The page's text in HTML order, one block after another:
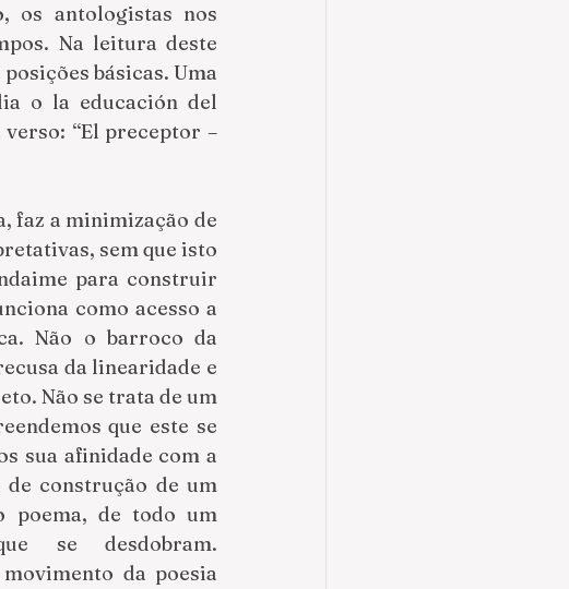
os antologistas nos
Na leitura deste
básicas. Uma
o la educación del
“El preceptor –
faz a minimização de
sem que isto
para construir
como acesso a
Não o barroco da
da linearidade e
Não se trata de um
que este se
sua afinidade com a
de construção de um
poema, de todo um
se desdobram.
da poesia